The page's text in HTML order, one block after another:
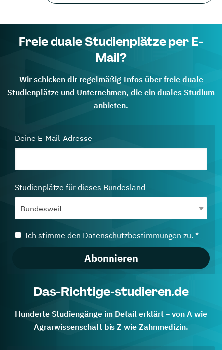
Freie duale Studienplätze per E-
Mail?
Wir schicken dir regelmäßig Infos über freie duale
Studienplätze und Unternehmen, die ein duales Studium
anbieten.
Deine E-Mail-Adresse
Studienplätze für dieses Bundesland
Ich stimme den Datenschutzbestimmungen zu. *
Abonnieren
Das-Richtige-studieren.de
Hunderte Studiengänge im Detail erklärt – von A wie
Agrarwissenschaft bis Z wie Zahnmedizin.